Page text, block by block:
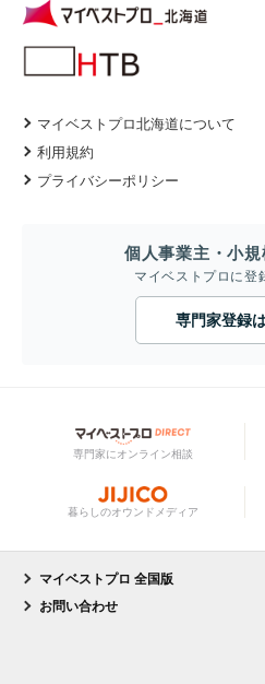
マイベストプロ北海道について
利用規約
プライバシーポリシー
個人事業主・小
マイベストプロに登
専門家登録
専門家にオンライン相談
暮らしのオウンドメディア
マイベストプロ 全国版
お問い合わせ